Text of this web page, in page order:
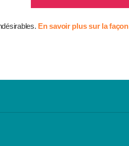
En savoir plus sur la